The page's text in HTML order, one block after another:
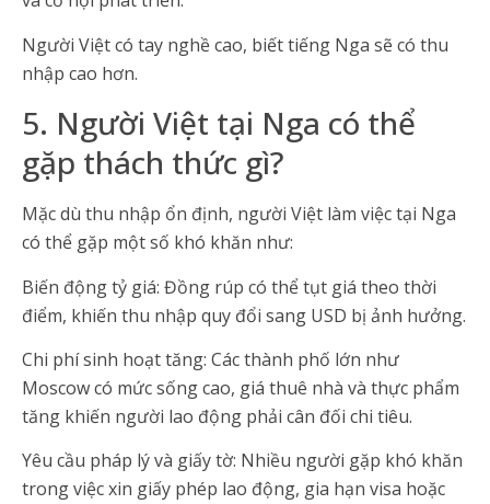
Người Việt có tay nghề cao, biết tiếng Nga sẽ có thu
nhập cao hơn.
5. Người Việt tại Nga có thể
gặp thách thức gì?
Mặc dù thu nhập ổn định, người Việt làm việc tại Nga
có thể gặp một số khó khăn như:
Biến động tỷ giá: Đồng rúp có thể tụt giá theo thời
điểm, khiến thu nhập quy đổi sang USD bị ảnh hưởng.
Chi phí sinh hoạt tăng: Các thành phố lớn như
Moscow có mức sống cao, giá thuê nhà và thực phẩm
tăng khiến người lao động phải cân đối chi tiêu.
Yêu cầu pháp lý và giấy tờ: Nhiều người gặp khó khăn
trong việc xin giấy phép lao động, gia hạn visa hoặc